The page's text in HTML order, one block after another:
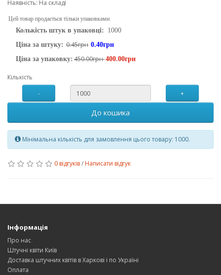
Наявність: На складі
Цей товар продається тільки упаковками
Колькість штук в упаковці: 1000
Ціна за штуку: 0.45грн 0.40грн
Ціна за упаковку: 450.00грн400.00грн
Кількість
-
+
До кошика
Мінімальна кількість для замовлення цього товару: 1000.
0 відгуків/ Написати відгук
Інформація
Про нас
Штучні квіти Київ
Доставка штучних квітів в Харкові і по Україні
Оплата